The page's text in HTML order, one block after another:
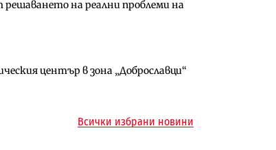
на реални проблеми на
център в зона „Доброславци“
и отбранителен център в
за магистралата Русе – Велико
част от бъдещата магистрала
общинската
Всички избрани новини